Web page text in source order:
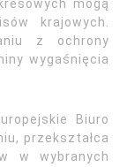
mogą
krajowych.
z ochrony
wygaśnięcia
Biuro
przekształca
w wybranych